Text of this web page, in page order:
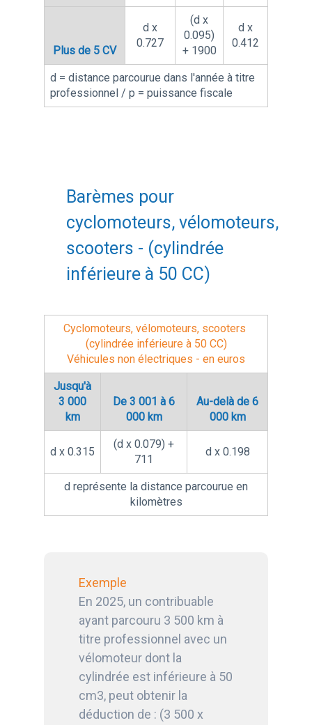
Plus de 5 CV
d x
0.727
(d x
0.095)
+ 1900
d x
0.412
d = distance parcourue dans l'année à titre
professionnel / p = puissance fiscale
Barèmes pour
cyclomoteurs, vélomoteurs,
scooters - (cylindrée
inférieure à 50 CC)
Cyclomoteurs, vélomoteurs, scooters
(cylindrée inférieure à 50 CC)
Véhicules non électriques - en euros
Jusqu'à
3 000
km
De 3 001 à 6
000 km
Au-delà de 6
000 km
d x 0.315
(d x 0.079) +
711
d x 0.198
d représente la distance parcourue en
kilomètres
Exemple
En 2025, un contribuable
ayant parcouru 3 500 km à
titre professionnel avec un
vélomoteur dont la
cylindrée est inférieure à 50
cm3, peut obtenir la
déduction de : (3 500 x